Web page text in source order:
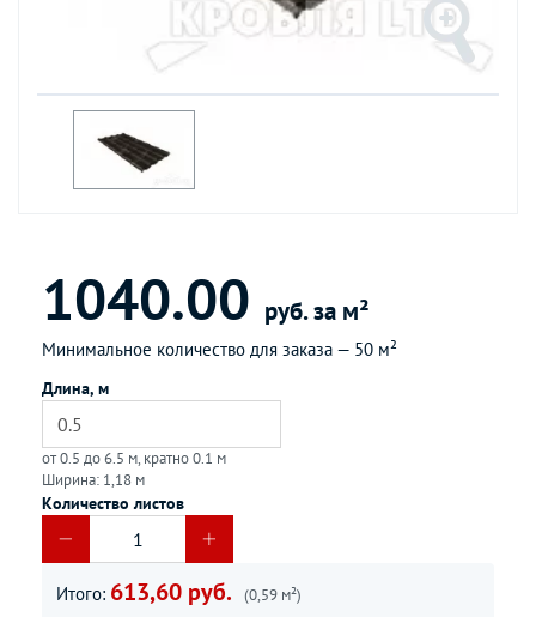
1040.00 руб. за м²
Минимальное количество для заказа — 50 м²
Длина, м
от 0.5 до 6.5 м, кратно 0.1 м
Ширина: 1,18 м
Количество листов
Итого: 613,60 руб. (0,59 м²)